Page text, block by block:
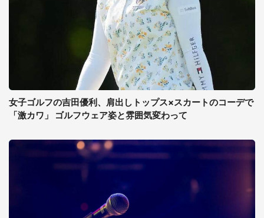
女子ゴルフの吉田優利、肩出しトップス×スカートのコーデで
「激カワ」 ゴルフウェア姿と雰囲気変わって